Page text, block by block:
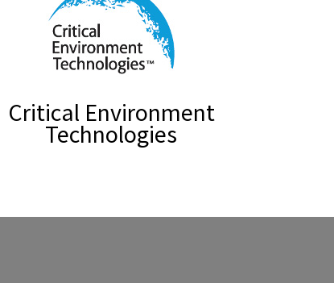
Critical Environment
Technologies